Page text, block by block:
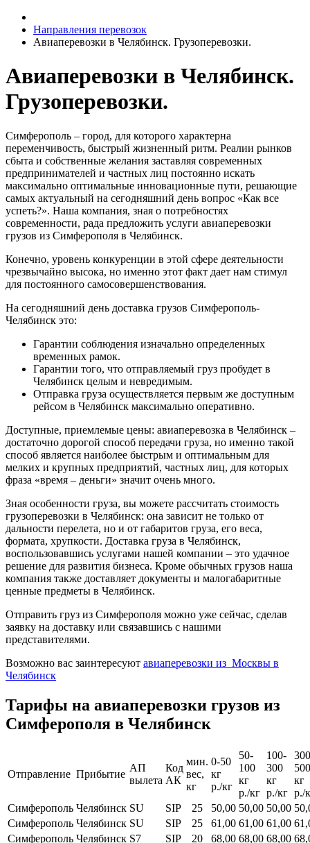
Направления перевозок
Авиаперевозки в Челябинск. Грузоперевозки.
Авиаперевозки в Челябинск.
Грузоперевозки.
Симферополь – город, для которого характерна
переменчивость, быстрый жизненный ритм. Реалии рынков
сбыта и собственные желания заставляя современных
предпринимателей и частных лиц постоянно искать
максимально оптимальные инновационные пути, решающие
самых актуальный на сегодняшний день вопрос «Как все
успеть?». Наша компания, зная о потребностях
современности, рада предложить услуги авиаперевозки
грузов из Симферополя в Челябинск.
Конечно, уровень конкуренции в этой сфере деятельности
чрезвычайно высока, но именно этот факт дает нам стимул
для постоянного самосовершенствования.
На сегодняшний день доставка грузов Симферополь-
Челябинск это:
Гарантии соблюдения изначально определенных
временных рамок.
Гарантии того, что отправляемый груз пробудет в
Челябинск целым и невредимым.
Отправка груза осуществляется первым же доступным
рейсом в Челябинск максимально оперативно.
Доступные, приемлемые цены: авиаперевозка в Челябинск –
достаточно дорогой способ передачи груза, но именно такой
способ является наиболее быстрым и оптимальным для
мелких и крупных предприятий, частных лиц, для которых
фраза «время – деньги» значит очень много.
Зная особенности груза, вы можете рассчитать стоимость
грузоперевозки в Челябинск: она зависит не только от
дальности перелета, но и от габаритов груза, его веса,
формата, хрупкости. Доставка груза в Челябинск,
воспользовавшись услугами нашей компании – это удачное
решение для развития бизнеса. Кроме обычных грузов наша
компания также доставляет документы и малогабаритные
ценные предметы в Челябинск.
Отправить груз из Симферополя можно уже сейчас, сделав
заявку на доставку или связавшись с нашими
представителями.
Возможно вас заинтересуют авиаперевозки из Москвы в
Челябинск
Тарифы на авиаперевозки грузов из
Симферополя в Челябинск
Отправление Прибытие
АП
вылета
Код
АК
мин.
вес,
кг
0-50
кг
р./кг
50-
100
кг
р./кг
100-
300
кг
р./кг
500
кг
р./
Симферополь Челябинск SU SIP 25 50,00 50,00 50,00
Симферополь Челябинск SU SIP 25 61,00 61,00 61,00
Симферополь Челябинск S7 SIP 20 68,00 68,00 68,00